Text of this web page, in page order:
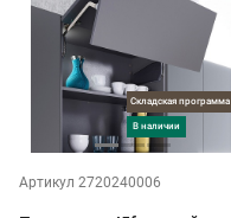
Складская программа
в наличии
Артикул 2720240006